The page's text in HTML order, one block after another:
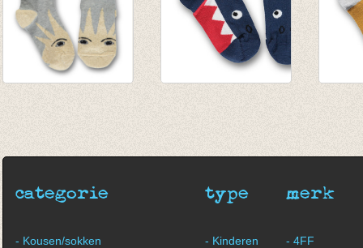
categorie
- Kousen/sokken
type
- Kinderen
merk
- 4FF